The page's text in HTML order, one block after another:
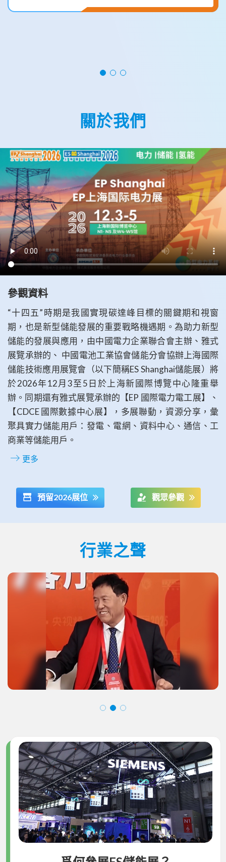
關於我們
參觀資料
“十四五”時期是我國實現碳達峰目標的關鍵期和視窗
期，也是新型儲能發展的重要戰略機遇期。為助力新型
儲能的發展與應用，由中國電力企業聯合會主辦、雅式
展覽承辦的、 中國電池工業協會儲能分會協辦上海國際
儲能技術應用展覽會（以下簡稱ES Shanghai儲能展）將
於2026年12月3至5日於上海新國際博覽中心隆重舉
辦。同期還有雅式展覽承辦的【EP 國際電力電工展】、
【CDCE 國際數據中心展】，多展聯動，資源分享，彙
聚具實力儲能用戶：發電、電網、資料中心、通信、工
商業等儲能用戶。
更多
預留2026展位 觀眾參觀
行業之聲